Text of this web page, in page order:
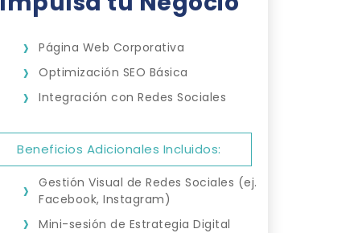
Página Web Corporativa
Optimización SEO Básica
Integración con Redes Sociales
Beneficios Adicionales Incluidos:
Gestión Visual de Redes Sociales (ej.
Facebook, Instagram)
Mini-sesión de Estrategia Digital